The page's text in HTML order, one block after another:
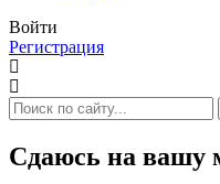
Войти
Регистрация
Сдаюсь на вашу